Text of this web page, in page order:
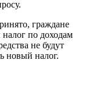
граждане
по доходам
не будут
новый налог.